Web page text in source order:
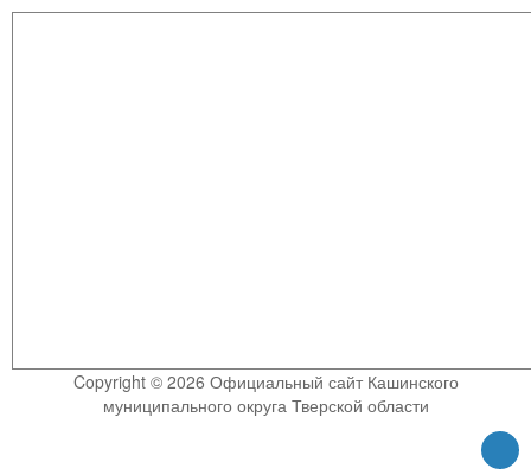
Copyright © 2026 Официальный сайт Кашинского
муниципального округа Тверской области